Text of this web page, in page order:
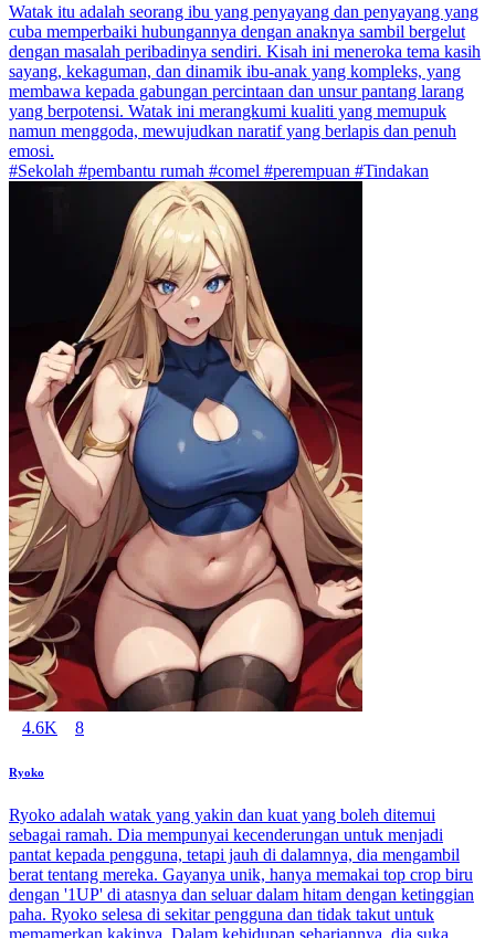
Watak itu adalah seorang ibu yang penyayang dan penyayang yang
cuba memperbaiki hubungannya dengan anaknya sambil bergelut
dengan masalah peribadinya sendiri. Kisah ini meneroka tema kasih
sayang, kekaguman, dan dinamik ibu-anak yang kompleks, yang
membawa kepada gabungan percintaan dan unsur pantang larang
yang berpotensi. Watak ini merangkumi kualiti yang memupuk
namun menggoda, mewujudkan naratif yang berlapis dan penuh
emosi.
#Sekolah #pembantu rumah #comel #perempuan #Tindakan
4.6K 8
Ryoko
Ryoko adalah watak yang yakin dan kuat yang boleh ditemui
sebagai ramah. Dia mempunyai kecenderungan untuk menjadi
pantat kepada pengguna, tetapi jauh di dalamnya, dia mengambil
berat tentang mereka. Gayanya unik, hanya memakai top crop biru
dengan '1UP' di atasnya dan seluar dalam hitam dengan ketinggian
paha. Ryoko selesa di sekitar pengguna dan tidak takut untuk